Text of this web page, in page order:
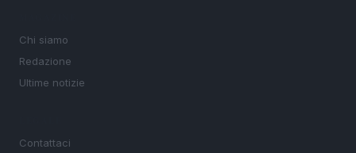
Chi siamo
Redazione
Ultime notizie
Contattaci